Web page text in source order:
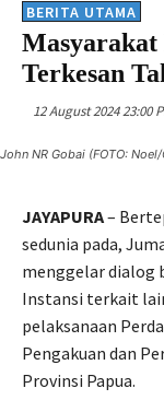
BERITA UTAMA
Masyarakat
Terkesan
12 August 2024 23:00
John NR Gobai (FOTO:
JAYAPURA–
sedunia pada,
menggelar dialog
Instansi terkait
pelaksanaan
Pengakuan dan
Provinsi Papua.